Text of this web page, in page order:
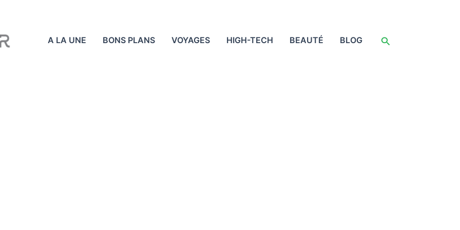
A LA UNE BONS PLANS VOYAGES HIGH-TECH BEAUTÉ BLOG Rechercher